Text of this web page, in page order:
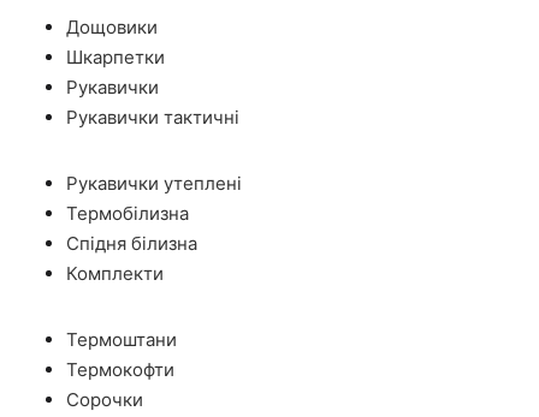
Дощовики
Шкарпетки
Рукавички
Рукавички тактичні
Рукавички утеплені
Термобілизна
Спідня білизна
Комплекти
Термоштани
Термокофти
Сорочки